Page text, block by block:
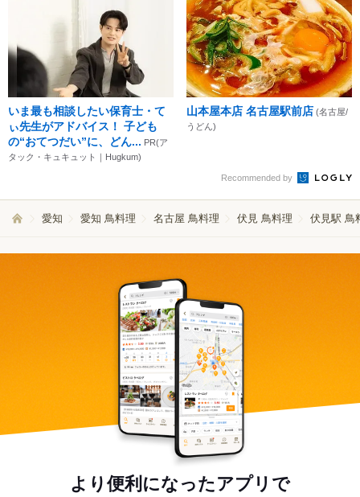
いま最も相談したい保育士・て
ぃ先生がアドバイス！ 子ども
の“おてつだい”に、どん... PR(ア
タック・キュキュット｜Hugkum)
山本屋本店 名古屋駅前店 (名古屋/
うどん)
Recommended by
愛知 愛知 鳥料理 名古屋 鳥料理 伏見 鳥料理 伏見駅 鳥
より便利になったアプリで